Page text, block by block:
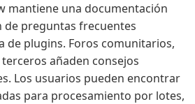
mantiene una documentación
de preguntas frecuentes
de plugins. Foros comunitarios,
añaden consejos
Los usuarios pueden encontrar
para procesamiento por lotes,